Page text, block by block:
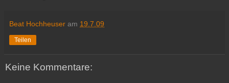
Beat Hochheuser am 19.7.09
Teilen
Keine Kommentare: